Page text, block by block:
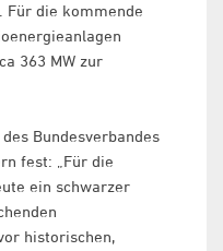
Für die kommende
363 MW zur
Bundesverbandes
fest: „Für die
ein schwarzer
historischen,